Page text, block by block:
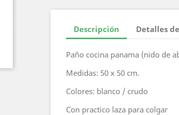
Descripción Detalles
Paño cocina panama (nido de
Medidas: 50 x 50 cm.
Colores: blanco / crudo
Con practico laza para colgar